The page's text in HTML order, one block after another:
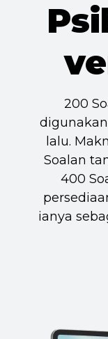
200
lalu.
Soalan
400
ianya